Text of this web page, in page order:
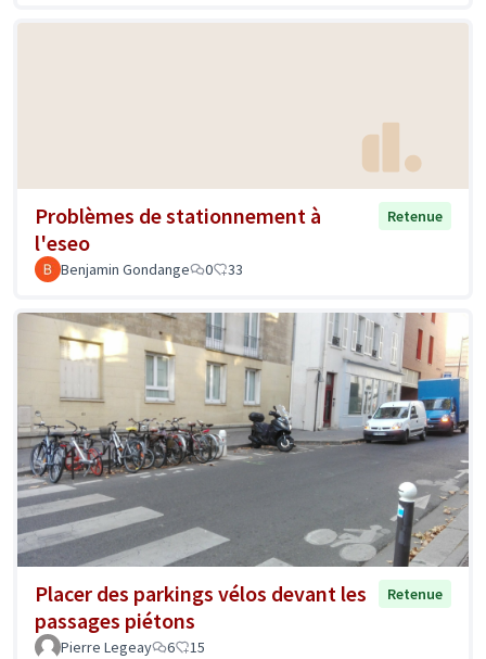
Problèmes de stationnement à
l'eseo
Retenue
Benjamin Gondange 0 33
Placer des parkings vélos devant les
passages piétons
Retenue
Pierre Legeay 6 15